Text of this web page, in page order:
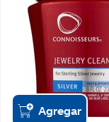
Agregar